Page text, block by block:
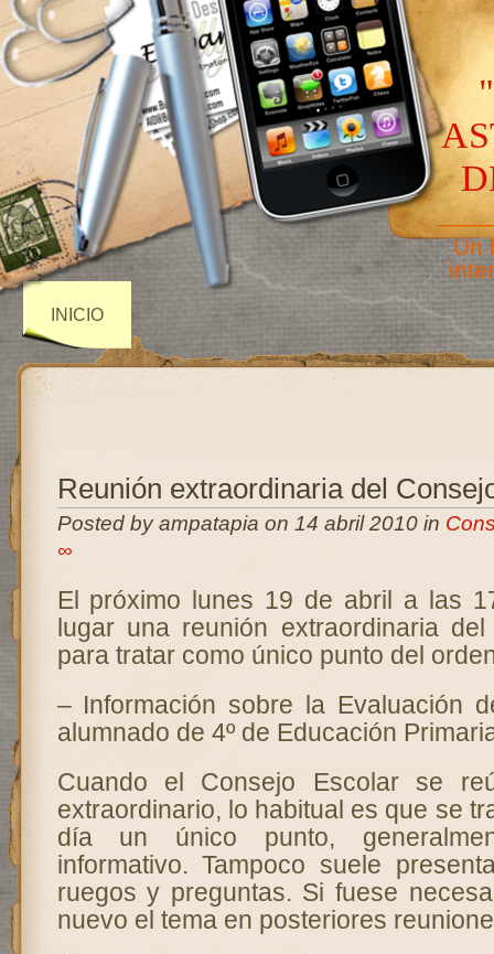
Un
INICIO
Reunión extraordinaria del
Posted by ampatapia on 14 abril 2010 in
∞
El próximo lunes 19 de abril a las
lugar una reunión extraordinaria
para tratar como único punto del
– Información sobre la Evaluación
alumnado de 4º de Educación
Cuando el Consejo Escolar se
extraordinario, lo habitual es que se
día un único punto,
informativo. Tampoco suele
ruegos y preguntas. Si fuese
nuevo el tema en posteriores